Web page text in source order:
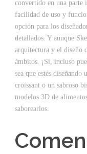
convertido en una parte
facilidad de uso y
opción para los
detallados. Y aunque
arquitectura y el diseño
ámbitos. ¡Sí, incluso
sea que estés
croissant o un sabroso
modelos 3D de
saborearlos.